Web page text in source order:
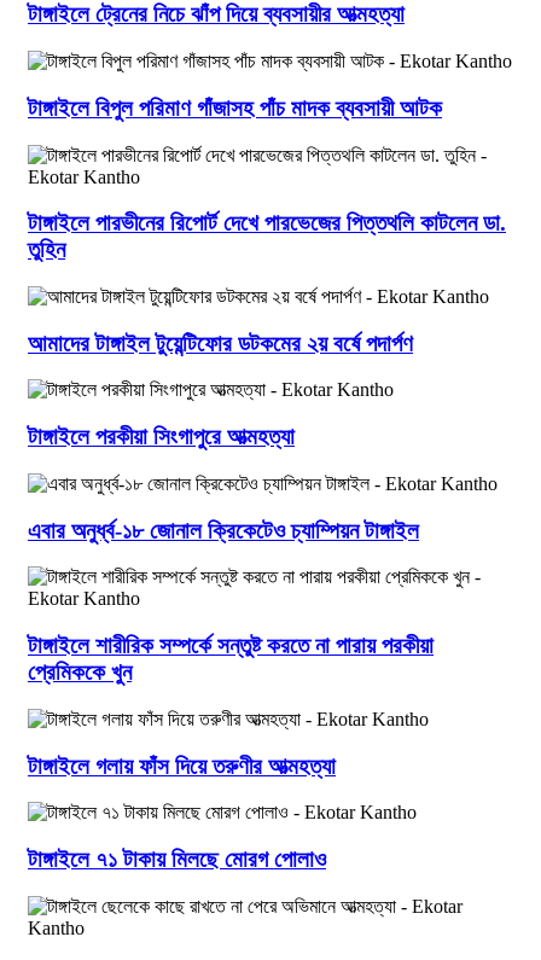
টাঙ্গাইলে ট্রেনের নিচে ঝাঁপ দিয়ে ব্যবসায়ীর আত্মহত্যা
টাঙ্গাইলে বিপুল পরিমাণ গাঁজাসহ পাঁচ মাদক ব্যবসায়ী আটক
টাঙ্গাইলে পারভীনের রিপোর্ট দেখে পারভেজের পিত্তথলি কাটলেন ডা.
তুহিন
আমাদের টাঙ্গাইল টুয়েন্টিফোর ডটকমের ২য় বর্ষে পদার্পণ
টাঙ্গাইলে পরকীয়া সিংগাপুরে আত্মহত্যা
এবার অনুর্ধ্ব-১৮ জোনাল ক্রিকেটেও চ্যাম্পিয়ন টাঙ্গাইল
টাঙ্গাইলে শারীরিক সম্পর্কে সন্তুষ্ট করতে না পারায় পরকীয়া
প্রেমিককে খুন
টাঙ্গাইলে গলায় ফাঁস দিয়ে তরুণীর আত্মহত্যা
টাঙ্গাইলে ৭১ টাকায় মিলছে মোরগ পোলাও